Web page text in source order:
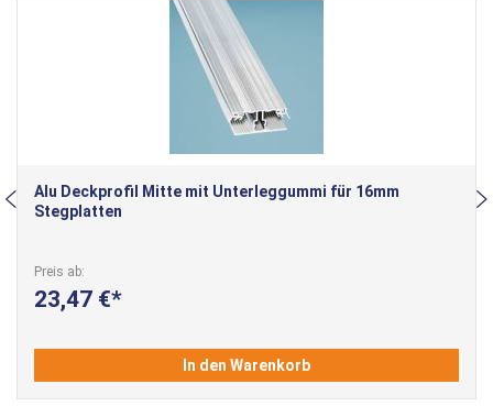
Alu Deckprofil Mitte mit Unterleggummi für 16mm
Stegplatten
Preis ab
23,47 €
In den Warenkorb